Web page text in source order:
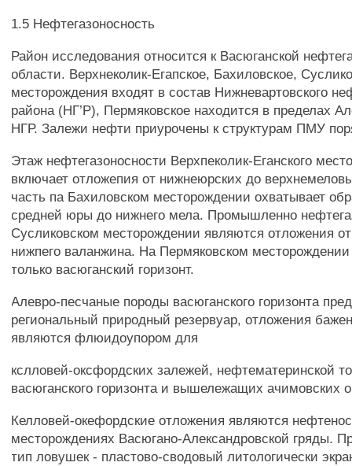
1.5 Нефтегазоносность
Район исследования относится к Васюганской
области. Верхнеколик-Егапское, Бахиловское,
месторождения входят в состав Нижневартовского
района (НГ’Р), Пермяковское находится в пределах
НГР. Залежи нефти приурочены к структурам ПМУ
Этаж нефтегазоносности Верхпеколик-Еганского
включает отложепия от нижнеюрских до
часть па Бахиловском месторождении охватывает
средней юры до нижнего мела. Промышленно
Сусликовском месторождении являются отложения
нижпего валанжина. На Пермяковском месторождении
только васюганский горизонт.
Алевро-песчаные породы васюганского горизонта
региональный природный резервуар, отложения
являются флюидоупором для
кслловей-оксфордских залежей, нефтематеринской
васюганского горизонта и вышележащих ачимовских
Келловей-окефордские отложения являются
месторождениях Васюгано-Александровской гряды.
тип ловушек - пластово-сводовый литологически